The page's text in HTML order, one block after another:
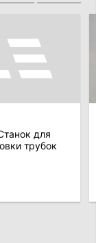
для
трубок